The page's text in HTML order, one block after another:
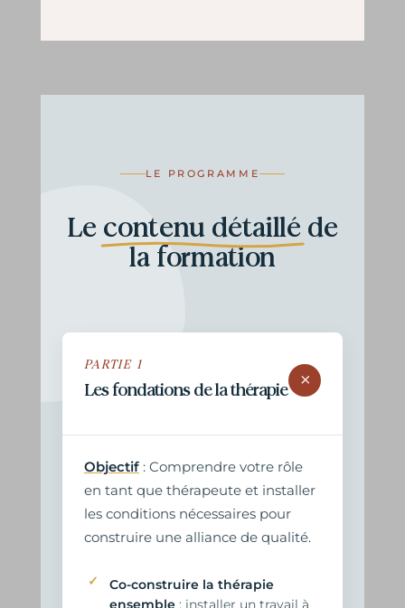
LE PROGRAMME
Le contenu détailléde
la formation
PARTIE 1
Les fondations de la thérapie+
Objectif: Comprendre votre rôle
en tant que thérapeute et installer
les conditions nécessaires pour
construire une alliance de qualité.
Co-construire la thérapie
ensemble: installer un travail à